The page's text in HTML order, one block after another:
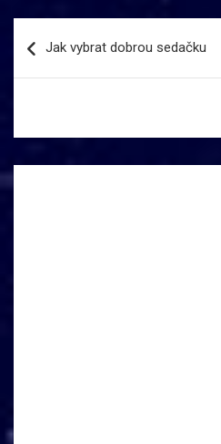
proJak vybrat dobrou sedačku